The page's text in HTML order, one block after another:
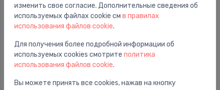
изменить свое согласие. Дополнительные сведения об
используемых файлах cookie см в правилах
использования файлов cookie.
Для получения более подробной информации об
используемых cookies смотрите политика
использования файлов cookie.
Вы можете принять все cookies, нажав на кнопку